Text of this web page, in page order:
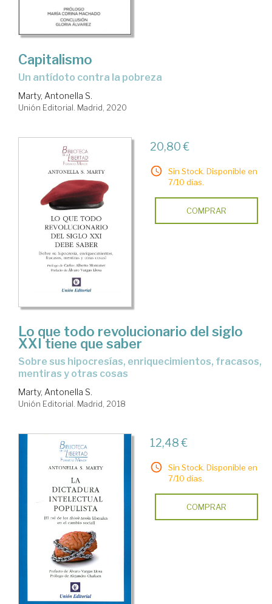
Capitalismo
un antídoto contra la pobreza
Marty, Antonella S.
Unión Editorial. Madrid, 2020
20,80 €
Sin Stock. Disponible en
7/10 días.
COMPRAR
Lo que todo revolucionario del siglo
XXI tiene que saber
sobre sus hipocresías, enriquecimientos, fracasos,
mentiras y otras cosas
Marty, Antonella S.
Unión Editorial. Madrid, 2018
12,48 €
Sin Stock. Disponible en
7/10 días.
COMPRAR